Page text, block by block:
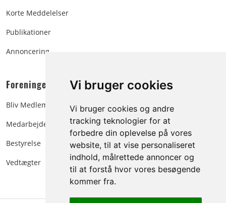
Vi bruger cookies
Vi bruger cookies og andre
tracking teknologier for at
forbedre din oplevelse på vores
website, til at vise personaliseret
indhold, målrettede annoncer og
til at forstå hvor vores besøgende
kommer fra.
Korte Meddelelser
Publikationer
Annoncering
Foreningen:
Bliv Medlem
Medarbejdere
Bestyrelse
Vedtægter